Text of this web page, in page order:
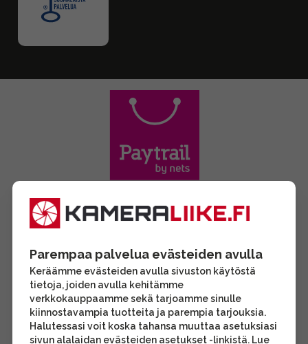
Parempaa palvelua evästeiden avulla
Keräämme evästeiden avulla sivuston käytöstä
tietoja, joiden avulla kehitämme
verkkokauppaamme sekä tarjoamme sinulle
kiinnostavampia tuotteita ja parempia tarjouksia.
Halutessasi voit koska tahansa muuttaa asetuksiasi
sivun alalaidan evästeiden asetukset -linkistä. Lue